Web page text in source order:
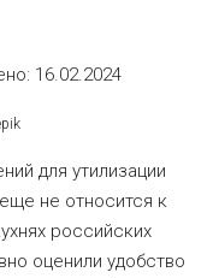
16.02.2024
для утилизации
не относится к
российских
оценили удобство